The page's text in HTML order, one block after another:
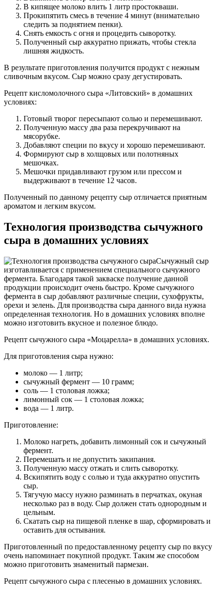
В кипящее молоко влить 1 литр простокваши.
Прокипятить смесь в течение 4 минут (внимательно
следить за поднятием пенки).
Снять емкость с огня и процедить сыворотку.
Полученный сыр аккуратно прижать, чтобы стекла
лишняя жидкость.
В результате приготовления получится продукт с нежным
сливочным вкусом. Сыр можно сразу дегустировать.
Рецепт кисломолочного сыра «Литовский» в домашних
условиях:
Готовый творог пересыпают солью и перемешивают.
Полученную массу два раза перекручивают на
мясорубке.
Добавляют специи по вкусу и хорошо перемешивают.
Формируют сыр в холщовых или полотняных
мешочках.
Мешочки придавливают грузом или прессом и
выдерживают в течение 12 часов.
Полученный по данному рецепту сыр отличается приятным
ароматом и легким вкусом.
Технология производства сычужного
сыра в домашних условиях
Сычужный сыр
изготавливается с применением специального сычужного
фермента. Благодаря такой закваске получение данной
продукции происходит очень быстро. Кроме сычужного
фермента в сыр добавляют различные специи, сухофрукты,
орехи и зелень. Для производства сыра данного вида нужна
определенная технология. Но в домашних условиях вполне
можно изготовить вкусное и полезное блюдо.
Рецепт сычужного сыра «Моцарелла» в домашних условиях.
Для приготовления сыра нужно:
молоко — 1 литр;
сычужный фермент — 10 грамм;
соль — 1 столовая ложка;
лимонный сок — 1 столовая ложка;
вода — 1 литр.
Приготовление:
Молоко нагреть, добавить лимонный сок и сычужный
фермент.
Перемешать и не допустить закипания.
Полученную массу отжать и слить сыворотку.
Вскипятить воду с солью и туда аккуратно опустить
сыр.
Тягучую массу нужно разминать в перчатках, окуная
несколько раз в воду. Сыр должен стать однородным и
цельным.
Скатать сыр на пищевой пленке в шар, сформировать и
оставить для остывания.
Приготовленный по предоставленному рецепту сыр по вкусу
очень напоминает покупной продукт. Таким же способом
можно приготовить знаменитый пармезан.
Рецепт сычужного сыра с плесенью в домашних условиях.